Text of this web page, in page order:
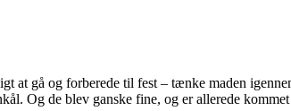
at gå og forberede til fest – tænke maden
Og de blev ganske fine, og er allerede